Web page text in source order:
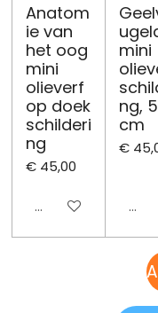
Anatom
ie van
het oog
mini
olieverf
op doek
schilderi
ng
€ 45,00
Uitgeschakeld
mini
ng,
cm
€